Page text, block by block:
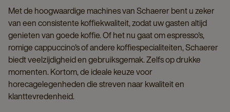
Met de hoogwaardige machines van Schaerer bent u zeker
van een consistente koffiekwaliteit, zodat uw gasten altijd
genieten van goede koffie. Of het nu gaat om espresso's,
romige cappuccino's of andere koffiespecialiteiten, Schaerer
biedt veelzijdigheid en gebruiksgemak. Zelfs op drukke
momenten. Kortom, de ideale keuze voor
horecagelegenheden die streven naar kwaliteit en
klanttevredenheid.